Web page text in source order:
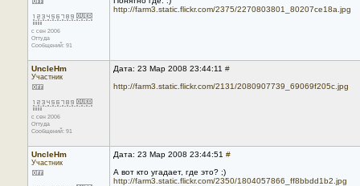
с сен 2006
Оттуда
Сообщений: 91
http://farm3.static.flickr.com/2375/2270803801_80207ce18a.jpg
UncleHm
Участник
с сен 2006
Оттуда
Сообщений: 91
Дата: 23 Мар 2008 23:44:11 #
http://farm3.static.flickr.com/2131/2080907739_69069f205c.jpg
UncleHm
Участник
Дата: 23 Мар 2008 23:44:51 #
А вот кто угадает, где это? ;)
http://farm3.static.flickr.com/2350/1804057866_ff8bbdd1b2.jpg